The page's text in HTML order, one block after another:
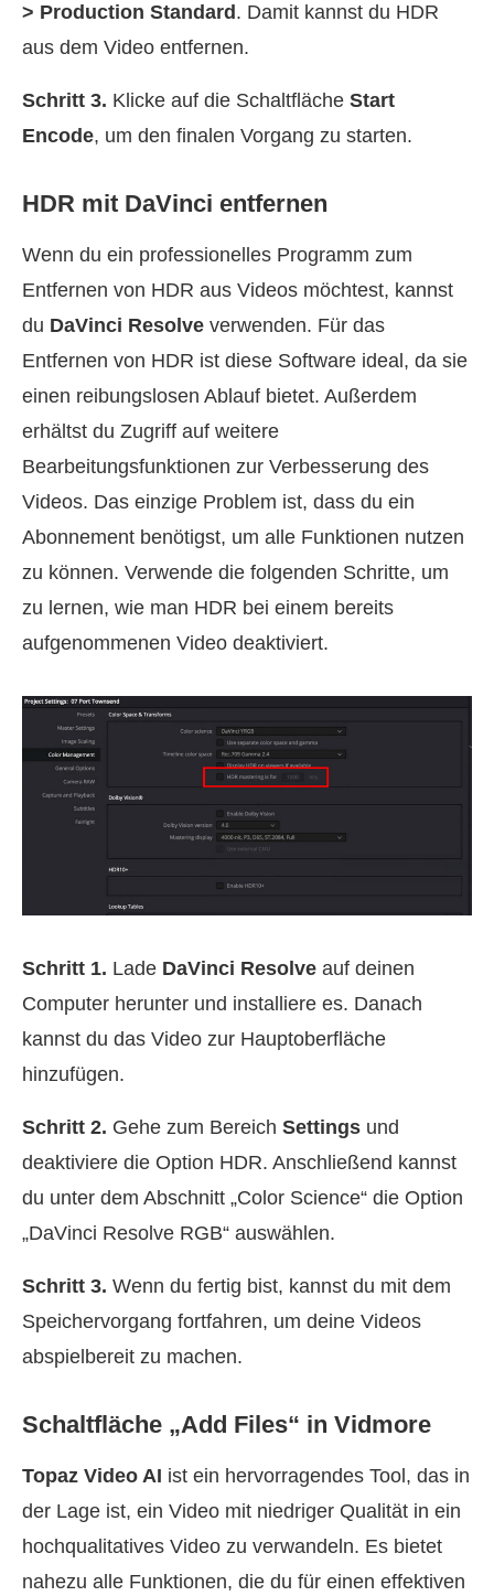
> Production Standard . Damit kannst du HDR
aus dem Video entfernen.
Schritt 3. Klicke auf die Schaltfläche Start
Encode, um den finalen Vorgang zu starten.
HDR mit DaVinci entfernen
Wenn du ein professionelles Programm zum
Entfernen von HDR aus Videos möchtest, kannst
du DaVinci Resolve verwenden. Für das
Entfernen von HDR ist diese Software ideal, da sie
einen reibungslosen Ablauf bietet. Außerdem
erhältst du Zugriff auf weitere
Bearbeitungsfunktionen zur Verbesserung des
Videos. Das einzige Problem ist, dass du ein
Abonnement benötigst, um alle Funktionen nutzen
zu können. Verwende die folgenden Schritte, um
zu lernen, wie man HDR bei einem bereits
aufgenommenen Video deaktiviert.
Schritt 1. Lade DaVinci Resolve auf deinen
Computer herunter und installiere es. Danach
kannst du das Video zur Hauptoberfläche
hinzufügen.
Schritt 2. Gehe zum Bereich Settings und
deaktiviere die Option HDR. Anschließend kannst
du unter dem Abschnitt „Color Science“ die Option
„DaVinci Resolve RGB“ auswählen.
Schritt 3. Wenn du fertig bist, kannst du mit dem
Speichervorgang fortfahren, um deine Videos
abspielbereit zu machen.
Schaltfläche „Add Files“ in Vidmore
Topaz Video AI ist ein hervorragendes Tool, das in
der Lage ist, ein Video mit niedriger Qualität in ein
hochqualitatives Video zu verwandeln. Es bietet
nahezu alle Funktionen, die du für einen effektiven